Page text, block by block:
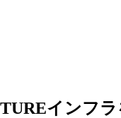
インフ